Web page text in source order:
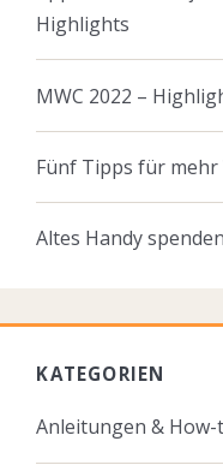
Highlights
MWC 2022 –
Fünf Tipps für mehr
Altes Handy spenden
KATEGORIEN
Anleitungen & How-